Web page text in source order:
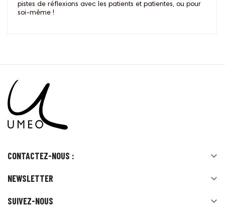
pistes de réflexions avec les patients et patientes, ou pour
soi-même !
CONTACTEZ-NOUS : 
NEWSLETTER 
SUIVEZ-NOUS 